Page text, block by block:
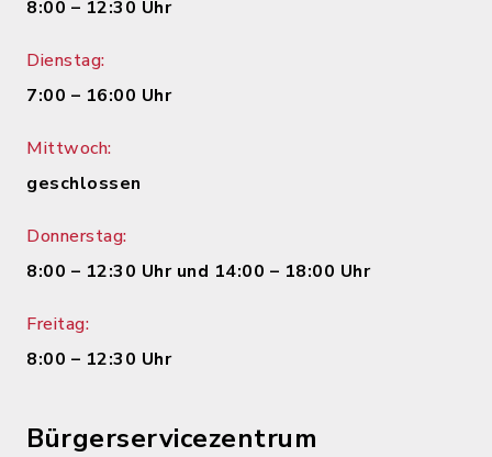
8:00 – 12:30 Uhr
Dienstag:
7:00 – 16:00 Uhr
Mittwoch:
geschlossen
Donnerstag:
8:00 – 12:30 Uhr und 14:00 – 18:00 Uhr
Freitag:
8:00 – 12:30 Uhr
Bürgerservicezentrum